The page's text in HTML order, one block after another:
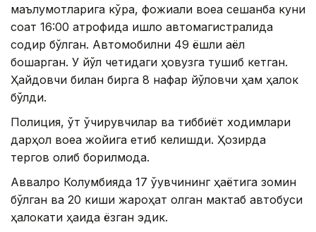
маълумотларига кўра, фожиали воқеа сешанба куни
соат 16:00 атрофида қишлоқ автомагистралида
содир бўлган. Автомобилни 49 ёшли аёл
бошқарган. У йўл четидаги ҳовузга тушиб кетган.
Ҳайдовчи билан бирга 8 нафар йўловчи ҳам ҳалок
бўлди.
Полиция, ўт ўчирувчилар ва тиббиёт ходимлари
дарҳол воқеа жойига етиб келишди. Ҳозирда
тергов олиб борилмоқда.
Аввалроқ Колумбияда 17 ўқувчининг ҳаётига зомин
бўлган ва 20 киши жароҳат олган мактаб автобуси
ҳалокати ҳақида ёзган эдик.